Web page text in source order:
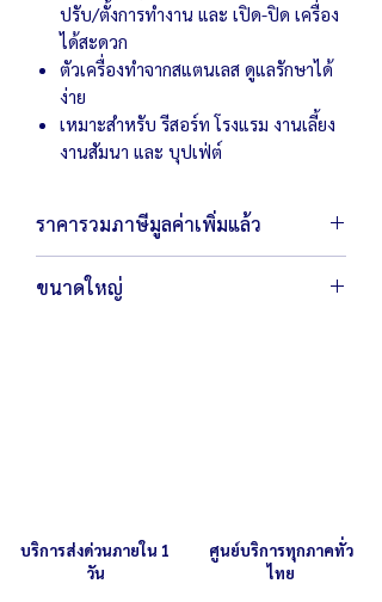
ปรับ/ตั้งการทำงาน และ เปิด-ปิด เครื่อง
ได้สะดวก
ตัวเครื่องทำจากสแตนเลส ดูแลรักษาได้
ง่าย
เหมาะสำหรับ รีสอร์ท โรงแรม งานเลี้ยง
งานสัมนา และ บุปเฟ่ต์
ราคารวมภาษีมูลค่าเพิ่มแล้ว
ขนาดใหญ่
บริการส่งด่วนภายใน 1
วัน
ศูนย์บริการทุกภาคทั่ว
ไทย